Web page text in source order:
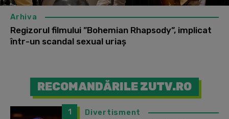
Arhiva
Regizorul filmului ”Bohemian Rhapsody”, implicat
într-un scandal sexual uriaș
RECOMANDĂRILE ZUTV.RO
1 Divertisment